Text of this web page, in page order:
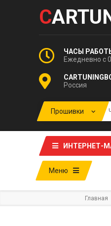
C
ЧАСЫ
Ежедневно с
Россия
ИНТЕРНЕТ-
Меню
Главная